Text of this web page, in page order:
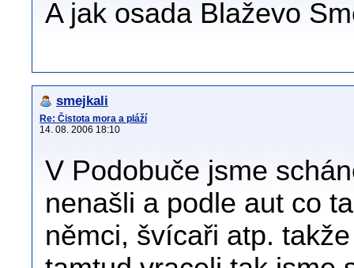
A jak osada Blaževo
smejkali
Re: Čistota mora a pláží
14. 08. 2006 18:10
V Podobuče jsme
nenašli a podle aut co
němci, švícaři atp.